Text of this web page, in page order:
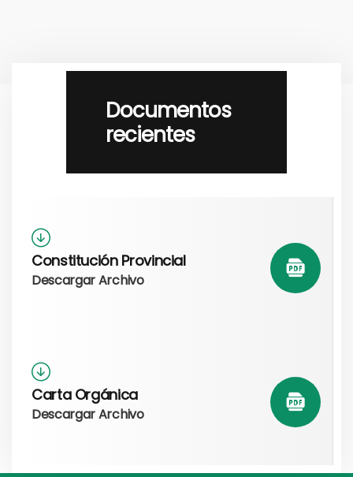
Documentos
recientes
Constitución Provincial
Descargar Archivo
Carta Orgánica
Descargar Archivo